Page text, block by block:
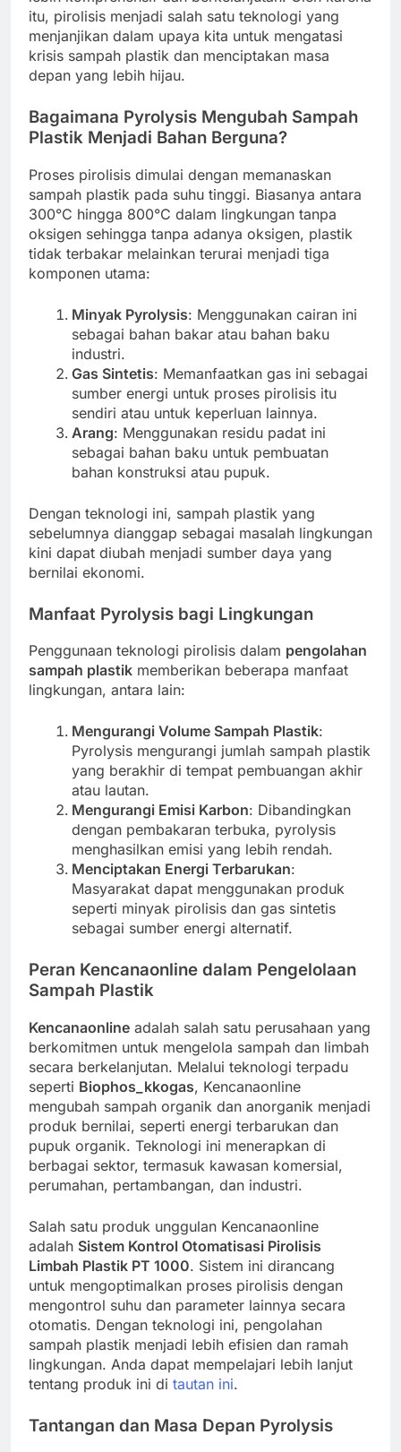
itu, pirolisis menjadi salah satu teknologi yang
menjanjikan dalam upaya kita untuk mengatasi
krisis sampah plastik dan menciptakan masa
depan yang lebih hijau.
Bagaimana Pyrolysis Mengubah Sampah
Plastik Menjadi Bahan Berguna?
Proses pirolisis dimulai dengan memanaskan
sampah plastik pada suhu tinggi. Biasanya antara
300°C hingga 800°C dalam lingkungan tanpa
oksigen sehingga tanpa adanya oksigen, plastik
tidak terbakar melainkan terurai menjadi tiga
komponen utama:
Minyak Pyrolysis: Menggunakan cairan ini
sebagai bahan bakar atau bahan baku
industri.
Gas Sintetis: Memanfaatkan gas ini sebagai
sumber energi untuk proses pirolisis itu
sendiri atau untuk keperluan lainnya.
Arang: Menggunakan residu padat ini
sebagai bahan baku untuk pembuatan
bahan konstruksi atau pupuk.
Dengan teknologi ini, sampah plastik yang
sebelumnya dianggap sebagai masalah lingkungan
kini dapat diubah menjadi sumber daya yang
bernilai ekonomi.
Manfaat Pyrolysis bagi Lingkungan
Penggunaan teknologi pirolisis dalam pengolahan
sampah plastik memberikan beberapa manfaat
lingkungan, antara lain:
Mengurangi Volume Sampah Plastik:
Pyrolysis mengurangi jumlah sampah plastik
yang berakhir di tempat pembuangan akhir
atau lautan.
Mengurangi Emisi Karbon: Dibandingkan
dengan pembakaran terbuka, pyrolysis
menghasilkan emisi yang lebih rendah.
Menciptakan Energi Terbarukan:
Masyarakat dapat menggunakan produk
seperti minyak pirolisis dan gas sintetis
sebagai sumber energi alternatif.
Peran Kencanaonline dalam Pengelolaan
Sampah Plastik
Kencanaonline adalah salah satu perusahaan yang
berkomitmen untuk mengelola sampah dan limbah
secara berkelanjutan. Melalui teknologi terpadu
seperti Biophos_kkogas, Kencanaonline
mengubah sampah organik dan anorganik menjadi
produk bernilai, seperti energi terbarukan dan
pupuk organik. Teknologi ini menerapkan di
berbagai sektor, termasuk kawasan komersial,
perumahan, pertambangan, dan industri.
Salah satu produk unggulan Kencanaonline
adalah Sistem Kontrol Otomatisasi Pirolisis
Limbah Plastik PT 1000. Sistem ini dirancang
untuk mengoptimalkan proses pirolisis dengan
mengontrol suhu dan parameter lainnya secara
otomatis. Dengan teknologi ini, pengolahan
sampah plastik menjadi lebih efisien dan ramah
lingkungan. Anda dapat mempelajari lebih lanjut
tentang produk ini di tautan ini.
Tantangan dan Masa Depan Pyrolysis